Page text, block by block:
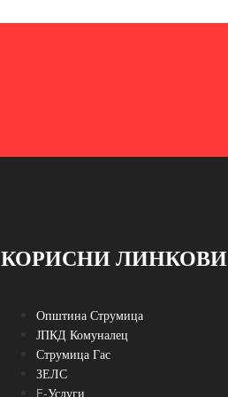
КОРИСНИ ЛИНКОВИ
Општина Струмица
ЈПКД Комуналец
Струмица Гас
ЗЕЛС
E-Услуги